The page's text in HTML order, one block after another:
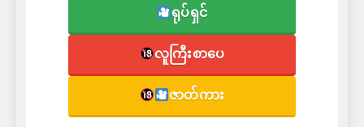
ရုပ်ရှင်
လူကြီးစာပေ
ဇာတ်ကား